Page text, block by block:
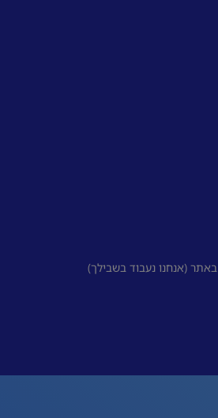
באתר (אנחנו נעבוד בשבילך)